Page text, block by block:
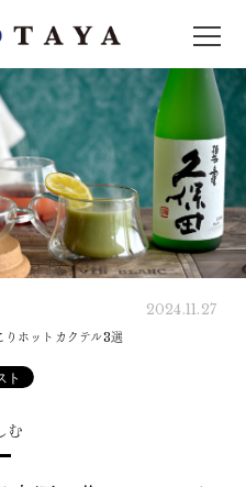
ホットカクテル3選
2024.11.27
む